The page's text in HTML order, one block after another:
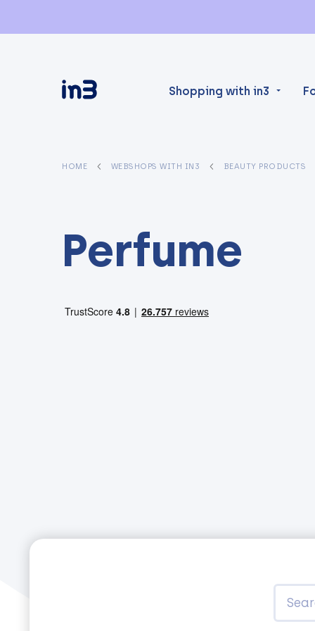
Shopping with in3
HOME WEBSHOPS WITH IN3 BEAUTY PRODUCTS
Perfume